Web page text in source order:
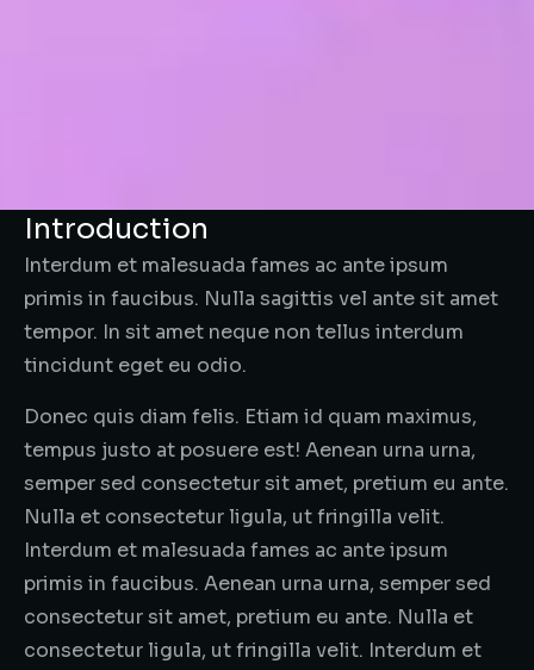
Introduction
Interdum et malesuada fames ac ante ipsum
primis in faucibus. Nulla sagittis vel ante sit amet
tempor. In sit amet neque non tellus interdum
tincidunt eget eu odio.
Donec quis diam felis. Etiam id quam maximus,
tempus justo at posuere est! Aenean urna urna,
semper sed consectetur sit amet, pretium eu ante.
Nulla et consectetur ligula, ut fringilla velit.
Interdum et malesuada fames ac ante ipsum
primis in faucibus. Aenean urna urna, semper sed
consectetur sit amet, pretium eu ante. Nulla et
consectetur ligula, ut fringilla velit. Interdum et